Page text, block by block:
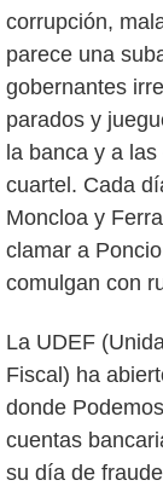
corrupción,
parece una
gobernantes
parados y
la banca y a
cuartel. Cada
Moncloa y
clamar a
comulgan con
La UDEF
Fiscal) ha
donde
cuentas
su día de